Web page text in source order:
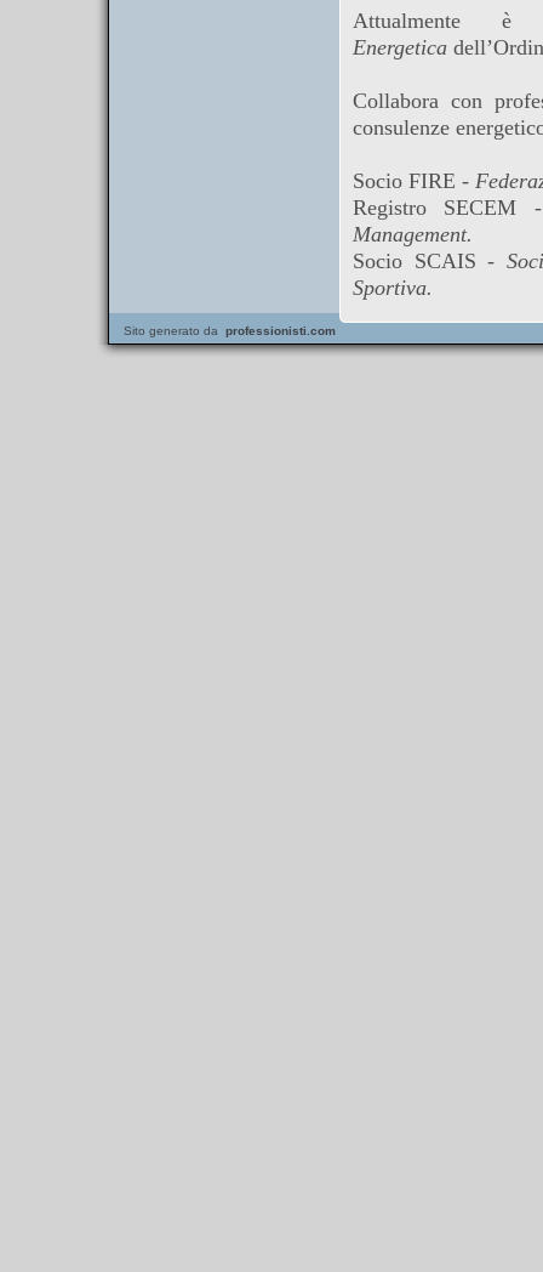
Attualmente
Energetica
Collabora con
consulenze
Socio FIRE -
Registro SECEM
Management.
Socio SCAIS -
Sportiva.
Sito generato da professionisti.com